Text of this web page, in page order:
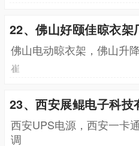
22、佛山好颐佳晾衣架
佛山电动晾衣架，佛山升
崔
23、西安展鲲电子科技
西安UPS电源，西安一卡
调